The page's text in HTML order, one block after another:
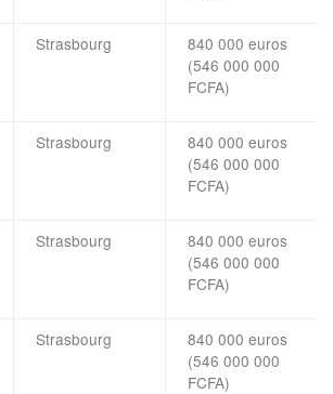
Strasbourg
840 000 euros
(546 000 000
FCFA)
Strasbourg
840 000 euros
(546 000 000
FCFA)
Strasbourg
840 000 euros
(546 000 000
FCFA)
Strasbourg
840 000 euros
(546 000 000
FCFA)